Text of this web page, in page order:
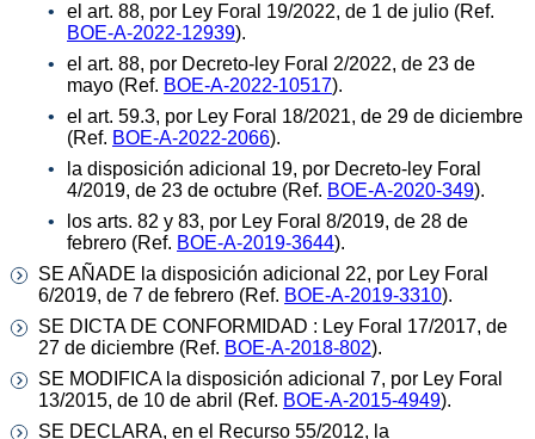
el art. 88, por Ley Foral 19/2022, de 1 de julio (Ref.
BOE-A-2022-12939).
el art. 88, por Decreto-ley Foral 2/2022, de 23 de
mayo (Ref. BOE-A-2022-10517).
el art. 59.3, por Ley Foral 18/2021, de 29 de diciembre
(Ref. BOE-A-2022-2066).
la disposición adicional 19, por Decreto-ley Foral
4/2019, de 23 de octubre (Ref. BOE-A-2020-349).
los arts. 82 y 83, por Ley Foral 8/2019, de 28 de
febrero (Ref. BOE-A-2019-3644).
SE AÑADE la disposición adicional 22, por Ley Foral
6/2019, de 7 de febrero (Ref. BOE-A-2019-3310).
SE DICTA DE CONFORMIDAD : Ley Foral 17/2017, de
27 de diciembre (Ref. BOE-A-2018-802).
SE MODIFICA la disposición adicional 7, por Ley Foral
13/2015, de 10 de abril (Ref. BOE-A-2015-4949).
SE DECLARA, en el Recurso 55/2012, la